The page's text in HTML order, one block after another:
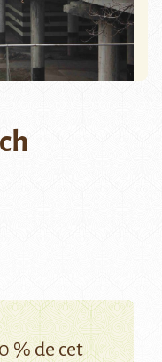
% de cet